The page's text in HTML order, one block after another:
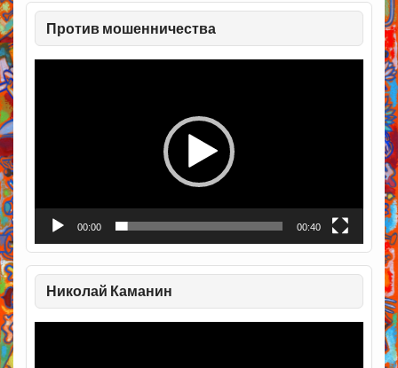
Против мошенничества
Видеоплеер
00:00 00:40
Николай Каманин
Видеоплеер